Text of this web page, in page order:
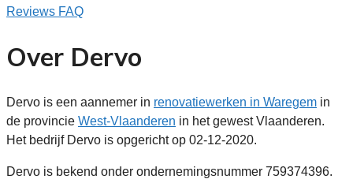
Reviews FAQ
Over Dervo
Dervo is een aannemer in renovatiewerken in Waregem in
de provincie West-Vlaanderen in het gewest Vlaanderen.
Het bedrijf Dervo is opgericht op 02-12-2020.
Dervo is bekend onder ondernemingsnummer 759374396.